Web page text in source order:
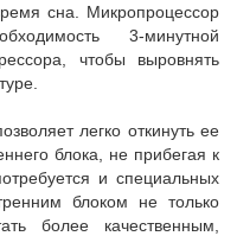
сна. Микропроцессор
3-минутной
чтобы выровнять
легко откинуть ее
блока, не прибегая к
и специальных
блоком не только
более качественным,